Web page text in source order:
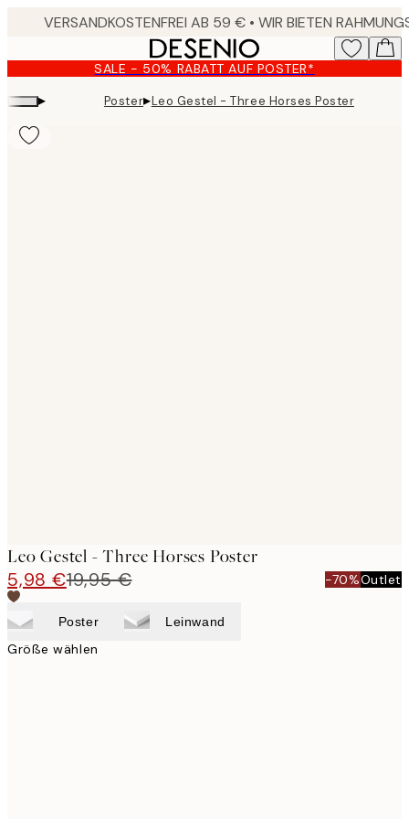
content.
SALE - 50% RABATT AUF POSTER*
▸ Poster▸Leo Gestel - Three Horses Poster
Leo Gestel - Three Horses Poster
5,98 €19,95 € -70%Outlet
Poster Leinwand
Größe wählen